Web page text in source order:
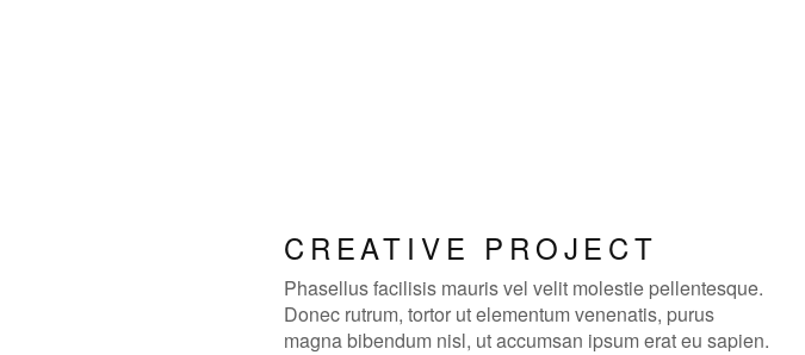
CREATIVE PROJECT
Phasellus facilisis mauris vel velit molestie pellentesque.
Donec rutrum, tortor ut elementum venenatis, purus
magna bibendum nisl, ut accumsan ipsum erat eu sapien.